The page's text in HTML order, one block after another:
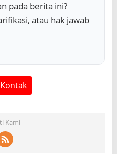
pada berita ini?
atau hak jawab
Kami